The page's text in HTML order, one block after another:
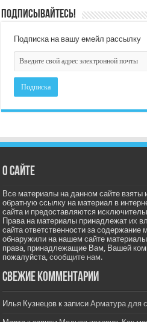
Подписывайтесь!
Подписка на вашу емейл рассылку
О сайте
Все материалы на данном сайте взяты
обратную ссылку на материал в
сайта и предоставляются
Права на материалы принадлежат их
сайта ответственности за
обнаружили на нашем сайте
права, принадлежащие Вам, Вашей
пожалуйста,сообщите нам.
Свежие комментарии
Илья Кузнецов к записиАрматура для